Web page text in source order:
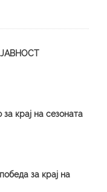
крај на сезоната
за крај на